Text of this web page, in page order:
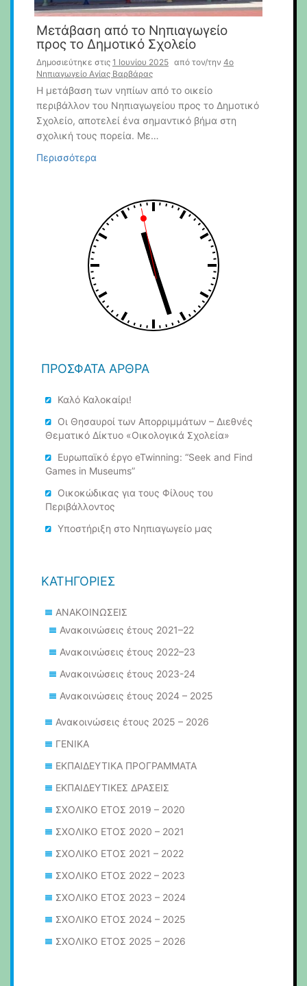
Μετάβαση από το Νηπιαγωγείο
προς το Δημοτικό Σχολείο
Δημοσιεύτηκε στις 1 Ιουνίου 2025 από τον/την 4o
Νηπιαγωγείο Αγίας Βαρβάρας
Η μετάβαση των νηπίων από το οικείο
περιβάλλον του Νηπιαγωγείου προς το Δημοτικό
Σχολείο, αποτελεί ένα σημαντικό βήμα στη
σχολική τους πορεία. Με…
Περισσότερα
ΠΡΌΣΦΑΤΑ ΆΡΘΡΑ
Καλό Καλοκαίρι!
Οι Θησαυροί των Απορριμμάτων – Διεθνές
Θεματικό Δίκτυο «Οικολογικά Σχολεία»
Ευρωπαϊκό έργο eTwinning: “Seek and Find
Games in Museums”
Οικοκώδικας για τους Φίλους του
Περιβάλλοντος
Υποστήριξη στο Νηπιαγωγείο μας
KΑΤΗΓΟΡΊΕΣ
ΑΝΑΚΟΙΝΩΣΕΙΣ
Ανακοινώσεις έτους 2021–22
Ανακοινώσεις έτους 2022–23
Ανακοινώσεις έτους 2023-24
Ανακοινώσεις έτους 2024 – 2025
Ανακοινώσεις έτους 2025 – 2026
ΓΕΝΙΚΑ
ΕΚΠΑΙΔΕΥΤΙΚΑ ΠΡΟΓΡΑΜΜΑΤΑ
ΕΚΠΑΙΔΕΥΤΙΚΕΣ ΔΡΑΣΕΙΣ
ΣΧΟΛΙΚΟ ΕΤΟΣ 2019 – 2020
ΣΧΟΛΙΚΟ ΕΤΟΣ 2020 – 2021
ΣΧΟΛΙΚΟ ΕΤΟΣ 2021 – 2022
ΣΧΟΛΙΚΟ ΕΤΟΣ 2022 – 2023
ΣΧΟΛΙΚΟ ΕΤΟΣ 2023 – 2024
ΣΧΟΛΙΚΟ ΕΤΟΣ 2024 – 2025
ΣΧΟΛΙΚΟ ΕΤΟΣ 2025 – 2026